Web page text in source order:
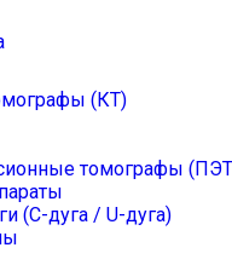
(КТ)
томографы
(С-дуга / U-дуга)